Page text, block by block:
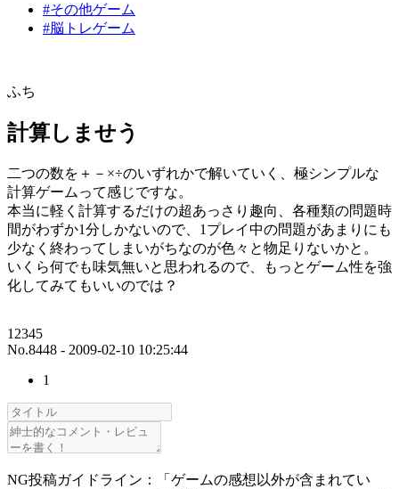
#その他ゲーム
#脳トレゲーム
ふち
計算しませう
二つの数を＋－×÷のいずれかで解いていく、極シンプルな
計算ゲームって感じですな。
本当に軽く計算するだけの超あっさり趣向、各種類の問題時
間がわずか1分しかないので、1プレイ中の問題があまりにも
少なく終わってしまいがちなのが色々と物足りないかと。
いくら何でも味気無いと思われるので、もっとゲーム性を強
化してみてもいいのでは？
12345
No.8448 - 2009-02-10 10:25:44
1
NG投稿ガイドライン：「ゲームの感想以外が含まれてい